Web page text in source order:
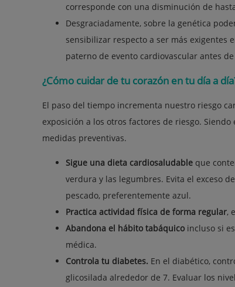
corresponde con una disminución de
Desgraciadamente, sobre la genética
sensibilizar respecto a ser más exigentes
paterno de evento cardiovascular antes
¿Cómo cuidar de tu corazón en tu día a
El paso del tiempo incrementa nuestro riesgo
exposición a los otros factores de riesgo.
medidas preventivas.
Sigue una dieta cardiosaludable que
verdura y las legumbres. Evita el exceso
pescado, preferentemente azul.
Practica actividad física de forma regular,
Abandona el hábito tabáquico incluso si
médica.
Controla tu diabetes. En el diabético,
glicosilada alrededor de 7. Evaluar los